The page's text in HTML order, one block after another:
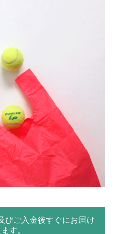
びご入金後すぐにお届け
す。